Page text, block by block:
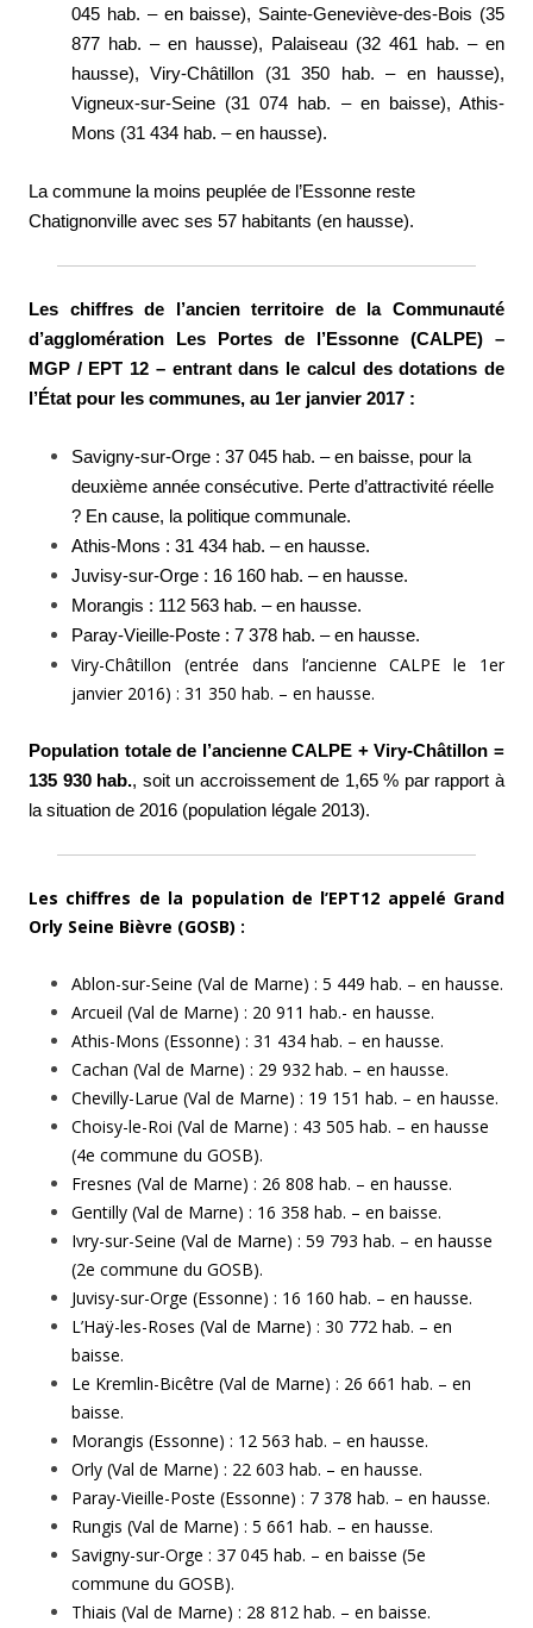
045 hab. – en baisse), Sainte-Geneviève-des-Bois (35
877 hab. – en hausse), Palaiseau (32 461 hab. – en
hausse), Viry-Châtillon (31 350 hab. – en hausse),
Vigneux-sur-Seine (31 074 hab. – en baisse), Athis-
Mons (31 434 hab. – en hausse).
La commune la moins peuplée de l’Essonne reste
Chatignonville avec ses 57 habitants (en hausse).
Les chiffres de l’ancien territoire de la Communauté
d’agglomération Les Portes de l’Essonne (CALPE) –
MGP / EPT 12 – entrant dans le calcul des dotations de
l’État pour les communes, au 1er janvier 2017 :
Savigny-sur-Orge : 37 045 hab. – en baisse, pour la
deuxième année consécutive. Perte d’attractivité réelle
? En cause, la politique communale.
Athis-Mons : 31 434 hab. – en hausse.
Juvisy-sur-Orge : 16 160 hab. – en hausse.
Morangis : 112 563 hab. – en hausse.
Paray-Vieille-Poste : 7 378 hab. – en hausse.
Viry-Châtillon (entrée dans l’ancienne CALPE le 1er
janvier 2016) : 31 350 hab. – en hausse.
Population totale de l’ancienne CALPE + Viry-Châtillon =
135 930 hab., soit un accroissement de 1,65 % par rapport à
la situation de 2016 (population légale 2013).
Les chiffres de la population de l’EPT12 appelé Grand
Orly Seine Bièvre (GOSB) :
Ablon-sur-Seine (Val de Marne) : 5 449 hab. – en hausse.
Arcueil (Val de Marne) : 20 911 hab.- en hausse.
Athis-Mons (Essonne) : 31 434 hab. – en hausse.
Cachan (Val de Marne) : 29 932 hab. – en hausse.
Chevilly-Larue (Val de Marne) : 19 151 hab. – en hausse.
Choisy-le-Roi (Val de Marne) : 43 505 hab. – en hausse
(4e commune du GOSB).
Fresnes (Val de Marne) : 26 808 hab. – en hausse.
Gentilly (Val de Marne) : 16 358 hab. – en baisse.
Ivry-sur-Seine (Val de Marne) : 59 793 hab. – en hausse
(2e commune du GOSB).
Juvisy-sur-Orge (Essonne) : 16 160 hab. – en hausse.
L’Haÿ-les-Roses (Val de Marne) : 30 772 hab. – en
baisse.
Le Kremlin-Bicêtre (Val de Marne) : 26 661 hab. – en
baisse.
Morangis (Essonne) : 12 563 hab. – en hausse.
Orly (Val de Marne) : 22 603 hab. – en hausse.
Paray-Vieille-Poste (Essonne) : 7 378 hab. – en hausse.
Rungis (Val de Marne) : 5 661 hab. – en hausse.
Savigny-sur-Orge : 37 045 hab. – en baisse (5e
commune du GOSB).
Thiais (Val de Marne) : 28 812 hab. – en baisse.